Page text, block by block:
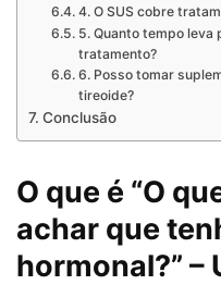
4. O SUS cobre
5. Quanto tempo leva
tratamento?
6. Posso tomar
tireoide?
Conclusão
O que é “O
achar que
hormonal?” –